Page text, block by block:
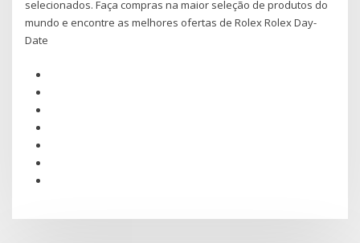
selecionados. Faça compras na maior seleção de produtos do
mundo e encontre as melhores ofertas de Rolex Rolex Day-
Date